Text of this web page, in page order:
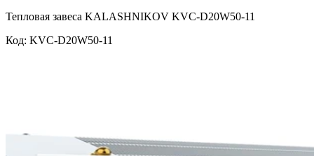
Тепловая завеса KALASHNIKOV KVC-D20W50-11
Код: KVC-D20W50-11